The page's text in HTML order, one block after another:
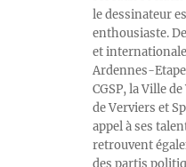
le dessinateur
enthousiaste.
et
Ardennes-
CGSP, la Ville
de Verviers et
appel à ses
retrouvent
des partis